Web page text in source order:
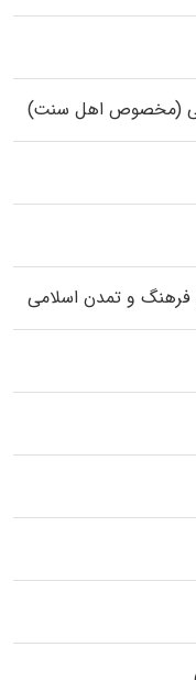
(مخصوص اهل سنت)
فرهنگ و تمدن اسلامی